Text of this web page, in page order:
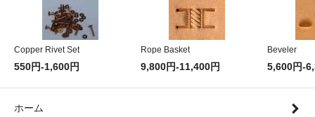
Copper Rivet Set
550円-1,600円
Rope Basket
9,800円-11,400円
Beveler
5,600円-
ホーム